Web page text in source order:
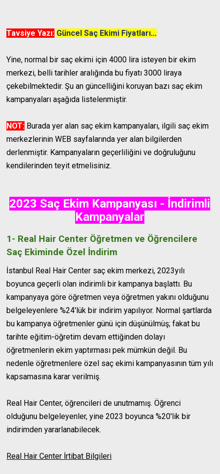
Tavsiye Yazı: Güncel Saç Ekimi Fiyatları...
Yine, normal bir saç ekimi için 4000 lira isteyen bir ekim
merkezi, belli tarihler aralığında bu fiyatı 3000 liraya
çekebilmektedir. Şu an güncelliğini koruyan bazı saç ekim
kampanyaları aşağıda listelenmiştir.
NOT: Burada yer alan saç ekim kampanyaları, ilgili saç ekim
merkezlerinin WEB sayfalarında yer alan bilgilerden
derlenmiştir. Kampanyaların geçerliliğini ve doğruluğunu
kendilerinden teyit etmelisiniz.
2023 Saç Ekim Kampanyası - İndirimli
Kampanyalar
1- Real Hair Center Öğretmen ve Öğrencilere
Saç Ekiminde Özel İndirim
İstanbul Real Hair Center saç ekim merkezi, 2023yılı
boyunca geçerli olan indirimli bir kampanya başlattı. Bu
kampanyaya göre öğretmen veya öğretmen yakını olduğunu
belgeleyenlere %24'lük bir indirim yapılıyor. Normal şartlarda
bu kampanya öğretmenler günü için düşünülmüş; fakat bu
tarihte eğitim-öğretim devam ettiğinden dolayı
öğretmenlerin ekim yaptırması pek mümkün değil. Bu
nedenle öğretmenlere özel saç ekimi kampanyasının tüm yılı
kapsamasına karar verilmiş.
Real Hair Center, öğrencileri de unutmamış. Öğrenci
olduğunu belgeleyenler, yine 2023 boyunca %20'lik bir
indirimden yararlanabilecek.
Real Hair Center İrtibat Bilgileri